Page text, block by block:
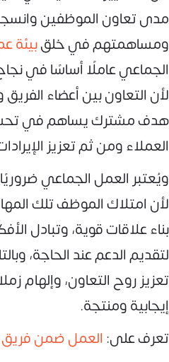
مدى تعاون الموظفين
ومساهمتهم في خلقبيئة
الجماعي عاملًا أساسًا في
لأن التعاون بين أعضاء
هدف مشترك يساهم في
العملاء ومن ثم تعزيز
ويُعتبر العمل الجماعي
لأن امتلاك الموظف تلك
بناء علاقات قوية، وتبادل
لتقديم الدعم عند الحاجة،
تعزيز روح التعاون، وإلهام
إيجابية ومنتجة.
تعرف على: العمل ضمن فريق